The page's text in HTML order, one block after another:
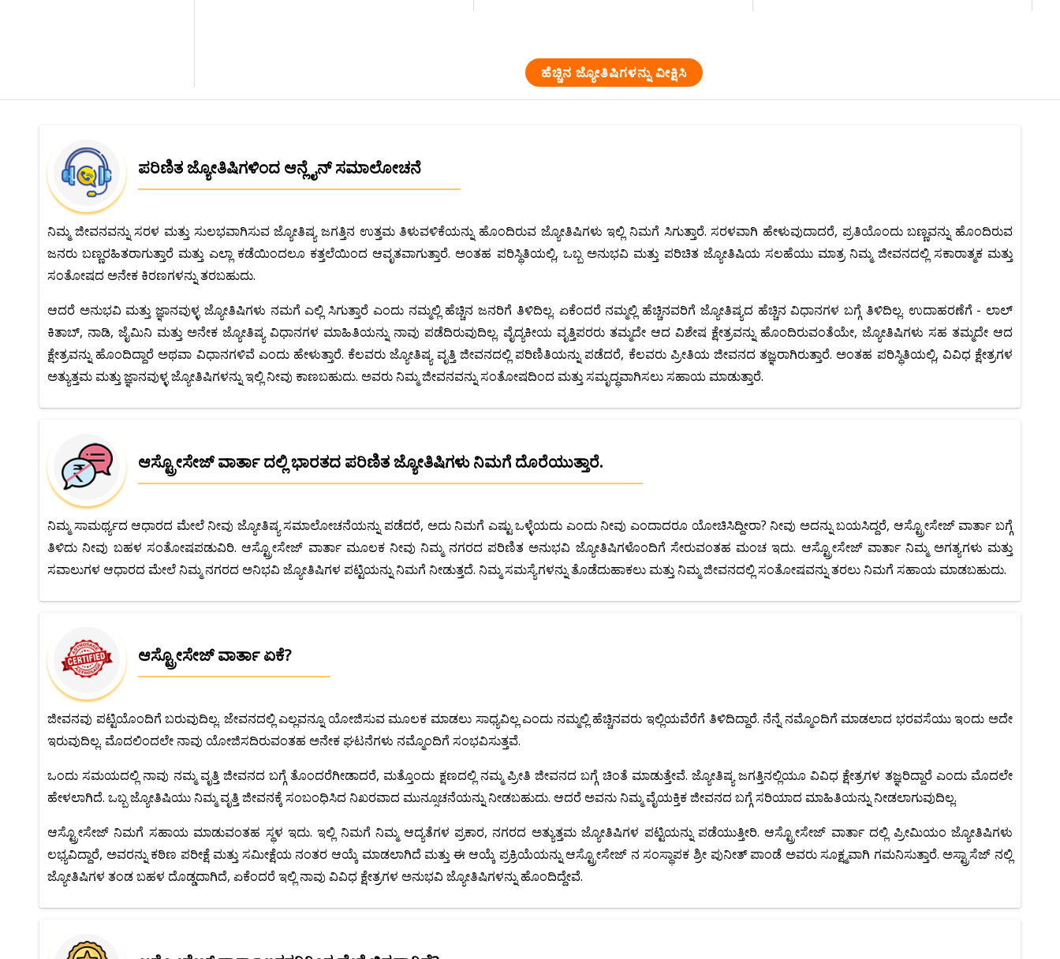
ಹೆಚ್ಚಿನ ಜ್ಯೋತಿಷಿಗಳನ್ನು ವೀಕ್ಷಿಸಿ
ಪರಿಣಿತ ಜ್ಯೋತಿಷಿಗಳಿಂದ ಆನ್ಲೈನ್ ಸಮಾಲೋಚನೆ
ನಿಮ್ಮ ಜೀವನವನ್ನು ಸರಳ ಮತ್ತು ಸುಲಭವಾಗಿಸುವ ಜ್ಯೋತಿಷ್ಯ ಜಗತ್ತಿನ ಉತ್ತಮ ತಿಳುವಳಿಕೆಯನ್ನು ಹೊಂದಿರುವ ಜ್ಯೋತಿಷಿಗಳು ಇಲ್ಲಿ ನಿಮಗೆ ಸಿಗುತ್ತಾರೆ. ಸರಳವಾಗಿ ಹೇಳುವುದಾದರೆ, ಪ್ರತಿಯೊಂದು ಬಣ್ಣವನ್ನು ಹೊಂದಿರುವ
ಜನರು ಬಣ್ಣರಹಿತರಾಗುತ್ತಾರೆ ಮತ್ತು ಎಲ್ಲಾ ಕಡೆಯಿಂದಲೂ ಕತ್ತಲೆಯಿಂದ ಆವೃತವಾಗುತ್ತಾರೆ. ಅಂತಹ ಪರಿಸ್ಥಿತಿಯಲ್ಲಿ, ಒಬ್ಬ ಅನುಭವಿ ಮತ್ತು ಪರಿಚಿತ ಜ್ಯೋತಿಷಿಯ ಸಲಹೆಯು ಮಾತ್ರ ನಿಮ್ಮ ಜೀವನದಲ್ಲಿ ಸಕಾರಾತ್ಮಕ ಮತ್ತು
ಸಂತೋಷದ ಅನೇಕ ಕಿರಣಗಳನ್ನು ತರಬಹುದು.
ಆದರೆ ಅನುಭವಿ ಮತ್ತು ಜ್ಞಾನವುಳ್ಳ ಜ್ಯೋತಿಷಿಗಳು ನಮಗೆ ಎಲ್ಲಿ ಸಿಗುತ್ತಾರೆ ಎಂದು ನಮ್ಮಲ್ಲಿ ಹೆಚ್ಚಿನ ಜನರಿಗೆ ತಿಳಿದಿಲ್ಲ. ಏಕೆಂದರೆ ನಮ್ಮಲ್ಲಿ ಹೆಚ್ಚಿನವರಿಗೆ ಜ್ಯೋತಿಷ್ಯದ ಹೆಚ್ಚಿನ ವಿಧಾನಗಳ ಬಗ್ಗೆ ತಿಳಿದಿಲ್ಲ. ಉದಾಹರಣೆಗೆ - ಲಾಲ್
ಕಿತಾಬ್, ನಾಡಿ, ಜೈಮಿನಿ ಮತ್ತು ಅನೇಕ ಜ್ಯೋತಿಷ್ಯ ವಿಧಾನಗಳ ಮಾಹಿತಿಯನ್ನು ನಾವು ಪಡೆದಿರುವುದಿಲ್ಲ. ವೈದ್ಯಕೀಯ ವೃತ್ತಿಪರರು ತಮ್ಮದೇ ಆದ ವಿಶೇಷ ಕ್ಷೇತ್ರವನ್ನು ಹೊಂದಿರುವಂತೆಯೇ, ಜ್ಯೋತಿಷಿಗಳು ಸಹ ತಮ್ಮದೇ ಆದ
ಕ್ಷೇತ್ರವನ್ನು ಹೊಂದಿದ್ದಾರೆ ಅಥವಾ ವಿಧಾನಗಳಿವೆ ಎಂದು ಹೇಳುತ್ತಾರೆ. ಕೆಲವರು ಜ್ಯೋತಿಷ್ಯ ವೃತ್ತಿ ಜೀವನದಲ್ಲಿ ಪರಿಣಿತಿಯನ್ನು ಪಡೆದರೆ, ಕೆಲವರು ಪ್ರೀತಿಯ ಜೀವನದ ತಜ್ಞರಾಗಿರುತ್ತಾರೆ. ಅಂತಹ ಪರಿಸ್ಥಿತಿಯಲ್ಲಿ, ವಿವಿಧ ಕ್ಷೇತ್ರಗಳ
ಅತ್ಯುತ್ತಮ ಮತ್ತು ಜ್ಞಾನವುಳ್ಳ ಜ್ಯೋತಿಷಿಗಳನ್ನು ಇಲ್ಲಿ ನೀವು ಕಾಣಬಹುದು. ಅವರು ನಿಮ್ಮ ಜೀವನವನ್ನು ಸಂತೋಷದಿಂದ ಮತ್ತು ಸಮೃದ್ಧವಾಗಿಸಲು ಸಹಾಯ ಮಾಡುತ್ತಾರೆ.
ಆಸ್ಟ್ರೋಸೇಜ್ ವಾರ್ತಾ ದಲ್ಲಿ ಭಾರತದ ಪರಿಣಿತ ಜ್ಯೋತಿಷಿಗಳು ನಿಮಗೆ ದೊರೆಯುತ್ತಾರೆ.
ನಿಮ್ಮ ಸಾಮರ್ಥ್ಯದ ಆಧಾರದ ಮೇಲೆ ನೀವು ಜ್ಯೋತಿಷ್ಯ ಸಮಾಲೋಚನೆಯನ್ನು ಪಡೆದರೆ, ಅದು ನಿಮಗೆ ಎಷ್ಟು ಒಳ್ಳೆಯದು ಎಂದು ನೀವು ಎಂದಾದರೂ ಯೋಚಿಸಿದ್ದೀರಾ? ನೀವು ಅದನ್ನು ಬಯಸಿದ್ದರೆ, ಆಸ್ಟ್ರೋಸೇಜ್ ವಾರ್ತಾ ಬಗ್ಗೆ
ತಿಳಿದು ನೀವು ಬಹಳ ಸಂತೋಷಪಡುವಿರಿ. ಆಸ್ಟ್ರೋಸೇಜ್ ವಾರ್ತಾ ಮೂಲಕ ನೀವು ನಿಮ್ಮ ನಗರದ ಪರಿಣಿತ ಅನುಭವಿ ಜ್ಯೋತಿಷಿಗಳೊಂದಿಗೆ ಸೇರುವಂತಹ ಮಂಚ ಇದು. ಆಸ್ಟ್ರೋಸೇಜ್ ವಾರ್ತಾ ನಿಮ್ಮ ಅಗತ್ಯಗಳು ಮತ್ತು
ಸವಾಲುಗಳ ಆಧಾರದ ಮೇಲೆ ನಿಮ್ಮ ನಗರದ ಅನಿಭವಿ ಜ್ಯೋತಿಷಿಗಳ ಪಟ್ಟಿಯನ್ನು ನಿಮಗೆ ನೀಡುತ್ತದೆ. ನಿಮ್ಮ ಸಮಸ್ಯೆಗಳನ್ನು ತೊಡೆದುಹಾಕಲು ಮತ್ತು ನಿಮ್ಮ ಜೀವನದಲ್ಲಿ ಸಂತೋಷವನ್ನು ತರಲು ನಿಮಗೆ ಸಹಾಯ ಮಾಡಬಹುದು.
ಆಸ್ಟ್ರೋಸೇಜ್ ವಾರ್ತಾ ಏಕೆ?
ಜೀವನವು ಪಟ್ಟಿಯೊಂದಿಗೆ ಬರುವುದಿಲ್ಲ. ಜೇವನದಲ್ಲಿ ಎಲ್ಲವನ್ನೂ ಯೋಜಿಸುವ ಮೂಲಕ ಮಾಡಲು ಸಾಧ್ಯವಿಲ್ಲ ಎಂದು ನಮ್ಮಲ್ಲಿ ಹೆಚ್ಚಿನವರು ಇಲ್ಲಿಯವೆರೆಗೆ ತಿಳಿದಿದ್ದಾರೆ. ನೆನ್ನೆ ನಮ್ಮೊಂದಿಗೆ ಮಾಡಲಾದ ಭರವಸೆಯು ಇಂದು ಅದೇ
ಇರುವುದಿಲ್ಲ. ಮೊದಲಿಂದಲೇ ನಾವು ಯೋಜಿಸದಿರುವಂತಹ ಅನೇಕ ಘಟನೆಗಳು ನಮ್ಮೊಂದಿಗೆ ಸಂಭವಿಸುತ್ತವೆ.
ಒಂದು ಸಮಯದಲ್ಲಿ ನಾವು ನಮ್ಮ ವೃತ್ತಿ ಜೀವನದ ಬಗ್ಗೆ ತೊಂದರೆಗೀಡಾದರೆ, ಮತ್ತೊಂದು ಕ್ಷಣದಲ್ಲಿ ನಮ್ಮ ಪ್ರೀತಿ ಜೀವನದ ಬಗ್ಗೆ ಚಿಂತೆ ಮಾಡುತ್ತೇವೆ. ಜ್ಯೋತಿಷ್ಯ ಜಗತ್ತಿನಲ್ಲಿಯೂ ವಿವಿಧ ಕ್ಷೇತ್ರಗಳ ತಜ್ಞರಿದ್ದಾರೆ ಎಂದು ಮೊದಲೇ
ಹೇಳಲಾಗಿದೆ. ಒಬ್ಬ ಜ್ಯೋತಿಷಿಯು ನಿಮ್ಮ ವೃತ್ತಿ ಜೀವನಕ್ಕೆ ಸಂಬಂಧಿಸಿದ ನಿಖರವಾದ ಮುನ್ಸೂಚನೆಯನ್ನು ನೀಡಬಹುದು. ಆದರೆ ಅವನು ನಿಮ್ಮ ವೈಯಕ್ತಿಕ ಜೀವನದ ಬಗ್ಗೆ ಸರಿಯಾದ ಮಾಹಿತಿಯನ್ನು ನೀಡಲಾಗುವುದಿಲ್ಲ.
ಆಸ್ಟ್ರೋಸೇಜ್ ನಿಮಗೆ ಸಹಾಯ ಮಾಡುವಂತಹ ಸ್ಥಳ ಇದು. ಇಲ್ಲಿ ನಿಮಗೆ ನಿಮ್ಮ ಆದ್ಯತೆಗಳ ಪ್ರಕಾರ, ನಗರದ ಅತ್ಯುತ್ತಮ ಜ್ಯೋತಿಷಿಗಳ ಪಟ್ಟಿಯನ್ನು ಪಡೆಯುತ್ತೀರಿ. ಆಸ್ಟ್ರೋಸೇಜ್ ವಾರ್ತಾ ದಲ್ಲಿ ಪ್ರೀಮಿಯಂ ಜ್ಯೋತಿಷಿಗಳು
ಲಭ್ಯವಿದ್ದಾರೆ, ಅವರನ್ನು ಕಠಿಣ ಪರೀಕ್ಷೆ ಮತ್ತು ಸಮೀಕ್ಷೆಯ ನಂತರ ಆಯ್ಕೆ ಮಾಡಲಾಗಿದೆ ಮತ್ತು ಈ ಆಯ್ಕೆ ಪ್ರಕ್ರಿಯೆಯನ್ನು ಆಸ್ಟ್ರೋಸೇಜ್ ನ ಸಂಸ್ಥಾಪಕ ಶ್ರೀ ಪುನೀತ್ ಪಾಂಡೆ ಅವರು ಸೂಕ್ಷ್ಮವಾಗಿ ಗಮನಿಸುತ್ತಾರೆ. ಅಸ್ಟ್ರಾಸೆಜ್ ನಲ್ಲಿ
ಜ್ಯೋತಿಷಿಗಳ ತಂಡ ಬಹಳ ದೊಡ್ಡದಾಗಿದೆ, ಏಕೆಂದರೆ ಇಲ್ಲಿ ನಾವು ವಿವಿಧ ಕ್ಷೇತ್ರಗಳ ಅನುಭವಿ ಜ್ಯೋತಿಷಿಗಳನ್ನು ಹೊಂದಿದ್ದೇವೆ.